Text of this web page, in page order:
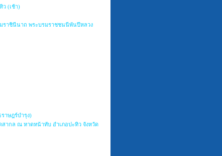
ว (เช้า)
ราชินีนาถ พระบรมราชชนนีพันปีหลวง
าษฎร์บำรุง)
สากล ณ หาดหน้าทับ อำเภอปะทิว จังหวัด